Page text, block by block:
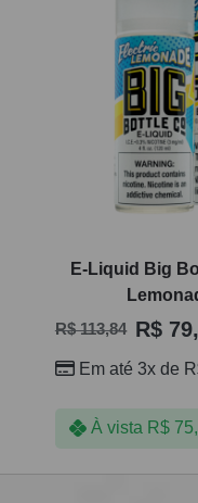
E-Liquid Big
R$113,84 R$
Em até 3x de
À vista R$